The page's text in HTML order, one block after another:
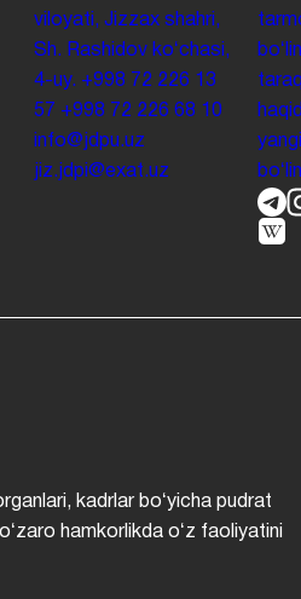
viloyati, Jizzax shahri,
Sh. Rashidov koʻchasi,
4-uy. +998 72 226 13
57 +998 72 226 68 10
info@jdpu.uz
jiz.jdpi@exat.uz
kadrlar boʻyicha pudrat
hamkorlikda oʻz faoliyatini